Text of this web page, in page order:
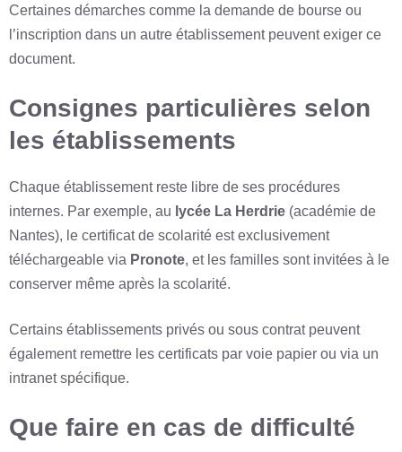
Certaines démarches comme la demande de bourse ou
l’inscription dans un autre établissement peuvent exiger ce
document.
Consignes particulières selon
les établissements
Chaque établissement reste libre de ses procédures
internes. Par exemple, au lycée La Herdrie (académie de
Nantes), le certificat de scolarité est exclusivement
téléchargeable via Pronote, et les familles sont invitées à le
conserver même après la scolarité.
Certains établissements privés ou sous contrat peuvent
également remettre les certificats par voie papier ou via un
intranet spécifique.
Que faire en cas de difficulté